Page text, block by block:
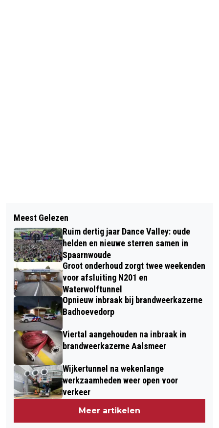
BIJ ORANJE GING HET LIGT UIT,
MAAR GELUKKIG HEBBEN WE NOG
MAX EN MATHIEU
TECHPORT EN RABOBANK WERKEN
SAMEN AAN VERSNELLEN
INNOVATIES BIJ ONDERNEMERS
Meest Gelezen
Ruim dertig jaar Dance Valley: oude
helden en nieuwe sterren samen in
Spaarnwoude
Groot onderhoud zorgt twee weekenden
voor afsluiting N201 en
Waterwolftunnel
Opnieuw inbraak bij brandweerkazerne
Badhoevedorp
Viertal aangehouden na inbraak in
brandweerkazerne Aalsmeer
Wijkertunnel na wekenlange
werkzaamheden weer open voor
verkeer
Meer artikelen